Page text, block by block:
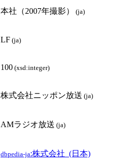
本社（2007年撮影） (ja)
LF (ja)
100 (xsd:integer)
株式会社ニッポン放送 (ja)
AMラジオ放送 (ja)
dbpedia-ja:株式会社_(日本)